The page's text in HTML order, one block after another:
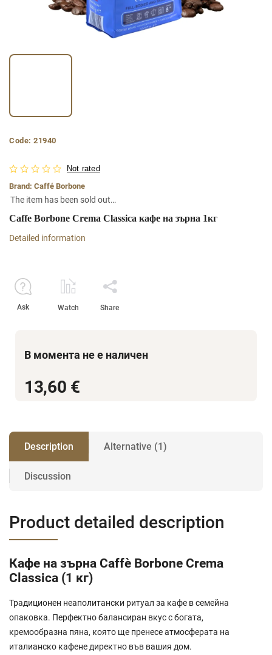
Code: 21940
Not rated
Brand: Caffé Borbone
13,60 €
В момента не е наличен
The item has been sold out…
Caffe Borbone Crema Classica кафе на зърна 1кг
Detailed information
Ask Watch Share
Description Alternative (1)
Discussion
Product detailed description
Кафе на зърна Caffè Borbone Crema
Classica (1 кг)
Традиционен неаполитански ритуал за кафе в семейна
опаковка. Перфектно балансиран вкус с богата,
кремообразна пяна, която ще пренесе атмосферата на
италианско кафене директно във вашия дом.